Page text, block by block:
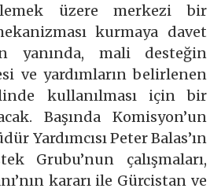
üzere merkezi bir
kurmaya davet
yanında, mali desteğin
ve yardımların belirlenen
kullanılması için bir
Başında Komisyon’un
Yardımcısı Peter Balas’ın
Grubu’nun çalışmaları,
kararı ile Gürcistan ve